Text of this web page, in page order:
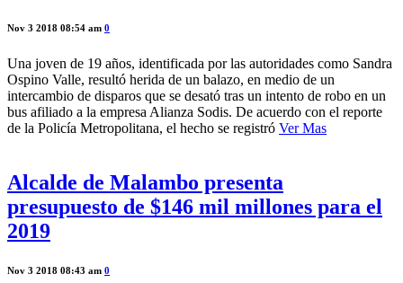
Nov 3 2018 08:54 am 0
Una joven de 19 años, identificada por las autoridades como Sandra
Ospino Valle, resultó herida de un balazo, en medio de un
intercambio de disparos que se desató tras un intento de robo en un
bus afiliado a la empresa Alianza Sodis. De acuerdo con el reporte
de la Policía Metropolitana, el hecho se registró Ver Mas
Alcalde de Malambo presenta
presupuesto de $146 mil millones para el
2019
Nov 3 2018 08:43 am 0